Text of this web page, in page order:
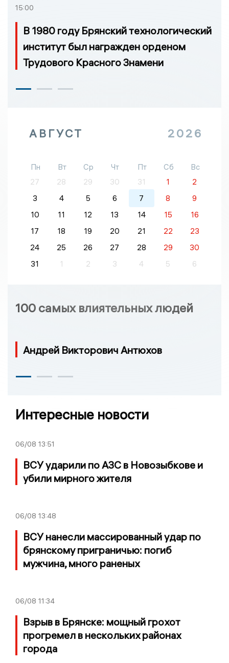
15:00
В 1980 году Брянский технологический
институт был награжден орденом
Трудового Красного Знамени
АВГУСТ 2026
Пн Вт Ср Чт Пт Сб
Вс
27
28 29 30 31 1
2
3
4 5 6 7 8
9
10
11 12 13 14 15
16
17
18 19 20 21 22
23
24
25 26 27 28 29
30
31
1 2 3 4 5 6
100 самых влиятельных людей
Андрей Викторович Антюхов
Интересные новости
06/08 13:51
ВСУ ударили по АЗС в Новозыбкове и
убили мирного жителя
06/08 13:48
ВСУ нанесли массированный удар по
брянскому приграничью: погиб
мужчина, много раненых
06/08 11:34
Взрыв в Брянске: мощный грохот
прогремел в нескольких районах
города